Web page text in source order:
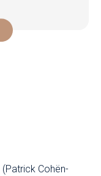
(Patrick Cohën-